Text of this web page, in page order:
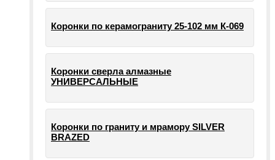
Коронки по керамограниту 25-102 мм К-069
Коронки сверла алмазные
УНИВЕРСАЛЬНЫЕ
Коронки по граниту и мрамору SILVER
BRAZED